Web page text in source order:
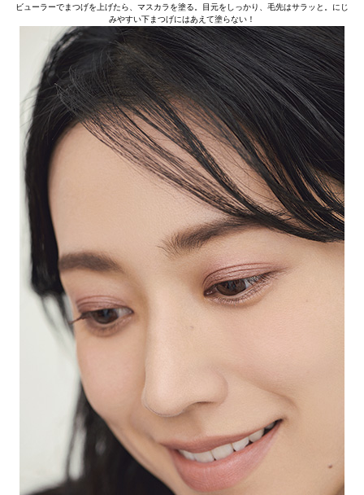
ビューラーでまつげを上げたら、マスカラを塗る。目元をしっかり、毛先はサラッと。にじ
みやすい下まつげにはあえて塗らない！